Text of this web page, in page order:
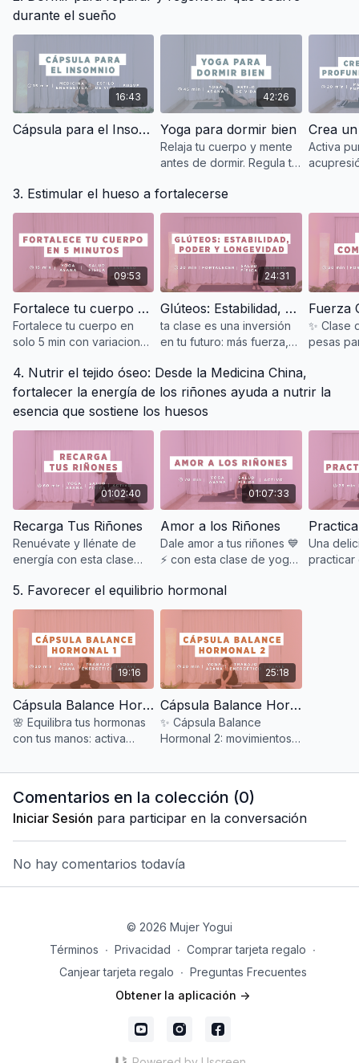
regreses cuando lo
durante el sueño
16:43
Cápsula para el Insomnio
42:26
Yoga para dormir bien
Relaja tu cuerpo y mente
antes de dormir. Regula tu
tu descanso con esta
práctica para un sueño
Activa
tu
3. Estimular el hueso a fortalecerse
09:53
Fortalece tu cuerpo en 5 min
Fortalece tu cuerpo en
solo 5 min con variaciones
estabilidad y energía en
esta práctica intensa. 💪🔥
24:31
Glúteos: Estabilidad, Poder Y Longevidad
ta clase es una inversión
en tu futuro: más fuerza,
sostener tu vida en
movimiento. ✨💫
Fuerza
✨ Clase
pesas
interno.
4. Nutrir el tejido óseo: Desde la Medicina China,
fortalecer la energía de los riñones ayuda a nutrir la
esencia que sostiene los huesos
01:02:40
Recarga Tus Riñones
Renuévate y llénate de
energía con esta clase
que son las baterías de tu
cuerpo
01:07:33
Amor a los Riñones
Dale amor a tus riñones 💙
⚡ con esta clase de yoga
equilibrar tu energía y
liberar el miedo
Una
practicar
5. Favorecer el equilibrio hormonal
19:16
Cápsula Balance Hormonal 1
🌸 Equilibra tus hormonas
con tus manos: activa
y regula el Triple
Energética.
25:18
Cápsula Balance Hormonal 2
✨ Cápsula Balance
Hormonal 2: movimientos
regulan tu eje hormonal y
un sueño profundo.
Comentarios en la colección (0)
Iniciar Sesión para participar en la conversación
No hay comentarios todavía
© 2026 Mujer Yogui
Términos ∙ Privacidad ∙ Comprar tarjeta regalo ∙
Canjear tarjeta regalo ∙ Preguntas Frecuentes
Obtener la aplicación ->